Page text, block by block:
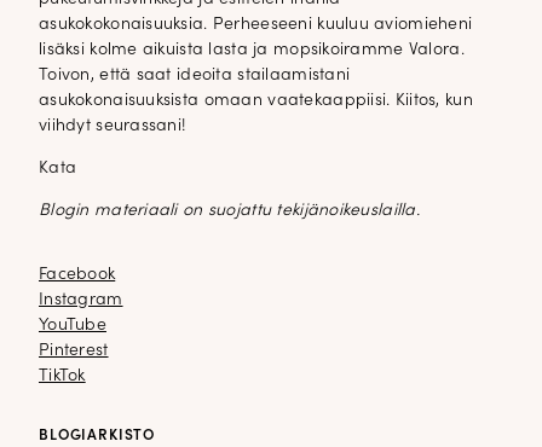
asukokokonaisuuksia. Perheeseeni kuuluu aviomieheni
lisäksi kolme aikuista lasta ja mopsikoiramme Valora.
Toivon, että saat ideoita stailaamistani
asukokonaisuuksista omaan vaatekaappiisi. Kiitos, kun
viihdyt seurassani!
Kata
Blogin materiaali on suojattu tekijänoikeuslailla.
Facebook
Facebook
Instagram
Instagram
YouTube
YouTube
Pinterest
Pinterest
TikTok
TikTok
BLOGIARKISTO